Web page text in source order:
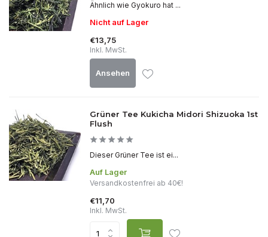
Ähnlich wie Gyokuro hat ...
Nicht auf Lager
€13,75
Inkl. MwSt.
Ansehen
Grüner Tee Kukicha Midori Shizuoka 1st
Flush
Dieser Grüner Tee ist ei...
Auf Lager
Versandkostenfrei ab 40€!
€11,70
Inkl. MwSt.